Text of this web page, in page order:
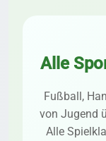
Alle
Fußball,
von Jugend
Alle